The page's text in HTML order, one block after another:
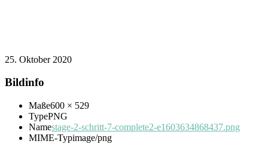
25. Oktober 2020
Bildinfo
Maße600 × 529
TypePNG
Namestage-2-schritt-7-complete2-e1603634868437.png
MIME-Typimage/png